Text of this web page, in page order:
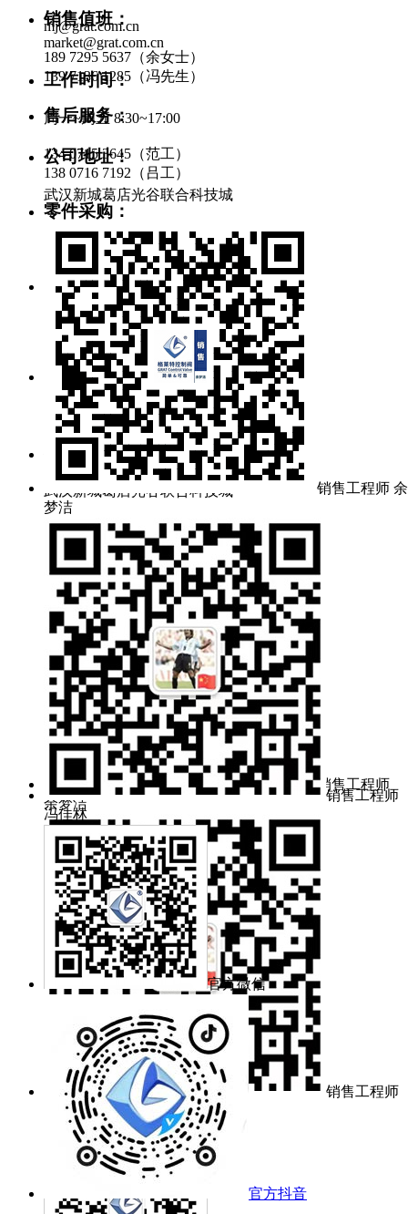
mj@grat.com.cn
market@grat.com.cn
工作时间：
周一~周五 8:30~17:00
公司地址：
武汉新城葛店光谷联合科技城
销售工程师 余
梦洁
销售工程师
冯佳林
官方微信
官方抖音
销售值班：
189 7295 5637（余女士）
139 7136 1285（冯先生）
售后服务：
134 0715 3645（范工）
138 0716 7192（吕工）
零件采购：
pur@gratcn.com
询价邮箱：
mj@grat.com.cn
market@grat.com.cn
工作时间：
周一~周五 8:30~17:00
公司地址：
武汉新城葛店光谷联合科技城
销售工程师
余梦洁
销售工程师
冯佳林